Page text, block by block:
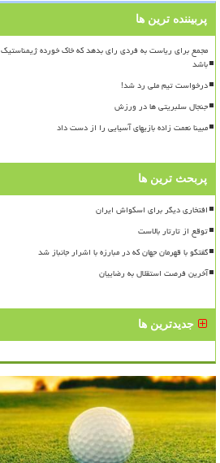
پربیننده ترین ها
مجمع برای ریاست به فردی رای بدهد که خاک خورده ژیمناستیک
باشد
درخواست تیم ملی رد شد!
جنجال سلبریتی ها در ورزش
مبینا نعمت زاده بازیهای آسیایی را از دست داد
پربحث ترین ها
افتخاری دیگر برای اسکواش ایران
توقع از تارتار بالاست
گفتگو با قهرمان جهان که در مبارزه با اشرار جانباز شد
آخرین فرصت استقلال به رضاییان
جدیدترین ها